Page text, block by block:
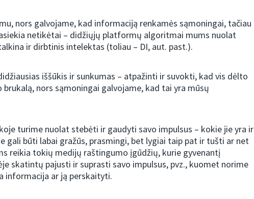
nors galvojame, kad informaciją renkamės sąmoningai, tačiau
netikėtai – didžiųjų platformų algoritmai mums nuolat
ir dirbtinis intelektas (toliau – DI, aut. past.).
iššūkis ir sunkumas – atpažinti ir suvokti, kad vis dėlto
nors sąmoningai galvojame, kad tai yra mūsų
turime nuolat stebėti ir gaudyti savo impulsus – kokie jie yra ir
gali būti labai gražūs, prasmingi, bet lygiai taip pat ir tušti ar net
reikia tokių medijų raštingumo įgūdžių, kurie gyvenantį
skatintų pajusti ir suprasti savo impulsus, pvz., kuomet norime
informacija ar ją perskaityti.